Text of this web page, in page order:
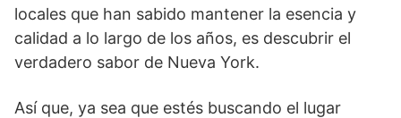
locales que han sabido mantener la esencia y
calidad a lo largo de los años, es descubrir el
verdadero sabor de Nueva York.
Así que, ya sea que estés buscando el lugar